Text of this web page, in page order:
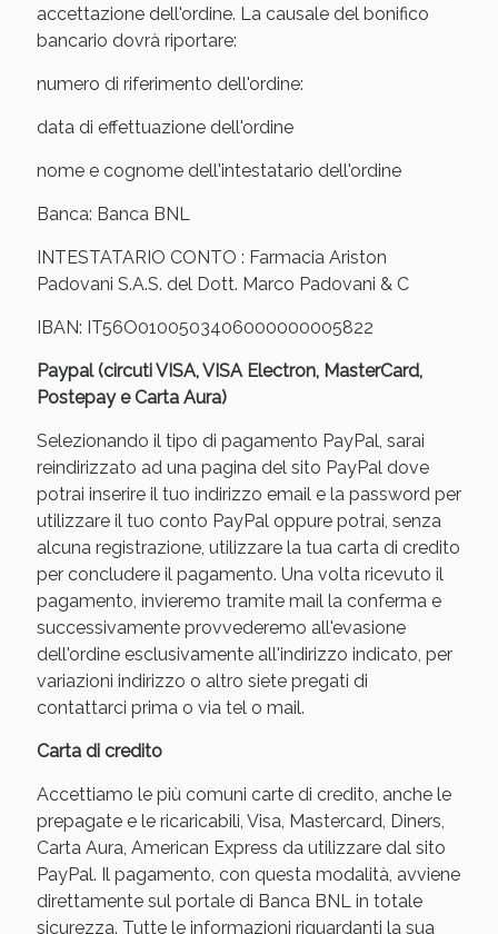
accettazione dell'ordine. La causale del bonifico
bancario dovrà riportare:
numero di riferimento dell'ordine:
data di effettuazione dell'ordine
nome e cognome dell'intestatario dell'ordine
Banca: Banca BNL
INTESTATARIO CONTO : Farmacia Ariston
Padovani S.A.S. del Dott. Marco Padovani & C
IBAN: IT56O0100503406000000005822
Paypal (circuti VISA, VISA Electron, MasterCard,
Postepay e Carta Aura)
Selezionando il tipo di pagamento PayPal, sarai
reindirizzato ad una pagina del sito PayPal dove
potrai inserire il tuo indirizzo email e la password per
utilizzare il tuo conto PayPal oppure potrai, senza
alcuna registrazione, utilizzare la tua carta di credito
per concludere il pagamento. Una volta ricevuto il
pagamento, invieremo tramite mail la conferma e
successivamente provvederemo all'evasione
dell'ordine esclusivamente all'indirizzo indicato, per
variazioni indirizzo o altro siete pregati di
contattarci prima o via tel o mail.
Carta di credito
Accettiamo le più comuni carte di credito, anche le
prepagate e le ricaricabili, Visa, Mastercard, Diners,
Carta Aura, American Express da utilizzare dal sito
PayPal. Il pagamento, con questa modalità, avviene
direttamente sul portale di Banca BNL in totale
sicurezza. Tutte le informazioni riguardanti la sua
Vie Urinarie e Prostata: Sconti fino al 45% oggi!
Benessere Intestinale: Sconto fino al 55% valido